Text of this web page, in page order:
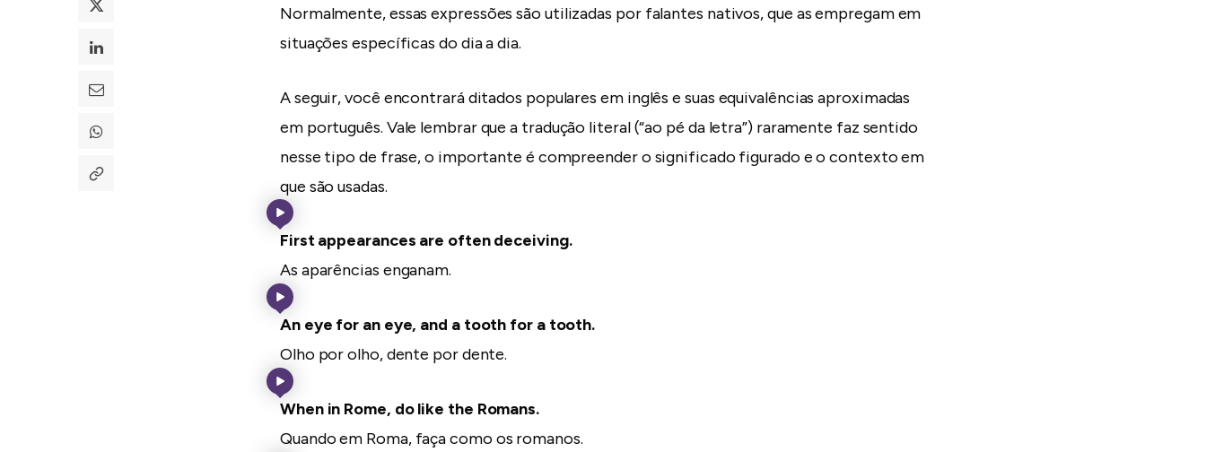
Normalmente, essas expressões são utilizadas por falantes nativos, que as empregam em
situações específicas do dia a dia.
A seguir, você encontrará ditados populares em inglês e suas equivalências aproximadas
em português. Vale lembrar que a tradução literal (“ao pé da letra”) raramente faz sentido
nesse tipo de frase, o importante é compreender o significado figurado e o contexto em
que são usadas.
First appearances are often deceiving.
As aparências enganam.
An eye for an eye, and a tooth for a tooth.
Olho por olho, dente por dente.
When in Rome, do like the Romans.
Quando em Roma, faça como os romanos.